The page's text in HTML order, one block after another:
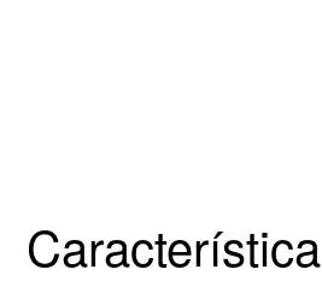
Característica